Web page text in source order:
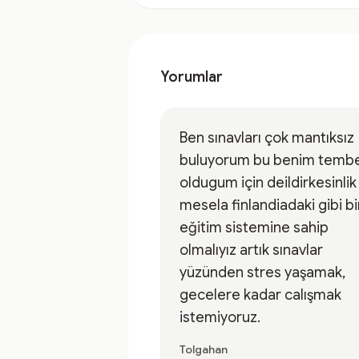
Yorumlar
Ben sınavları çok mantıksız
buluyorum bu benim
oldugum için deildirkesinlik
mesela finlandiadaki gibi
eğitim sistemine sahip
olmalıyız artık sınavlar
yüzünden stres yaşamak,
gecelere kadar calışmak
istemiyoruz.
Tolgahan